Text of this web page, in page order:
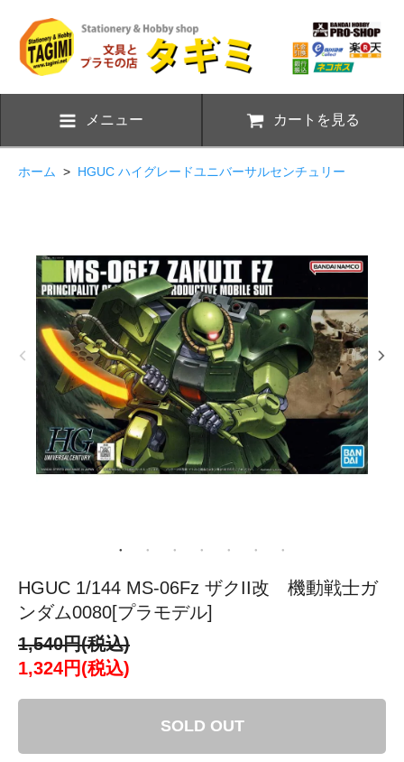
メニュー カートを見る
ホーム > HGUC ハイグレードユニバーサルセンチュリー
HGUC 1/144 MS-06Fz ザクII改 機動戦士ガ
ンダム0080[プラモデル]
1,540円(税込)
1,324円(税込)
SOLD OUT